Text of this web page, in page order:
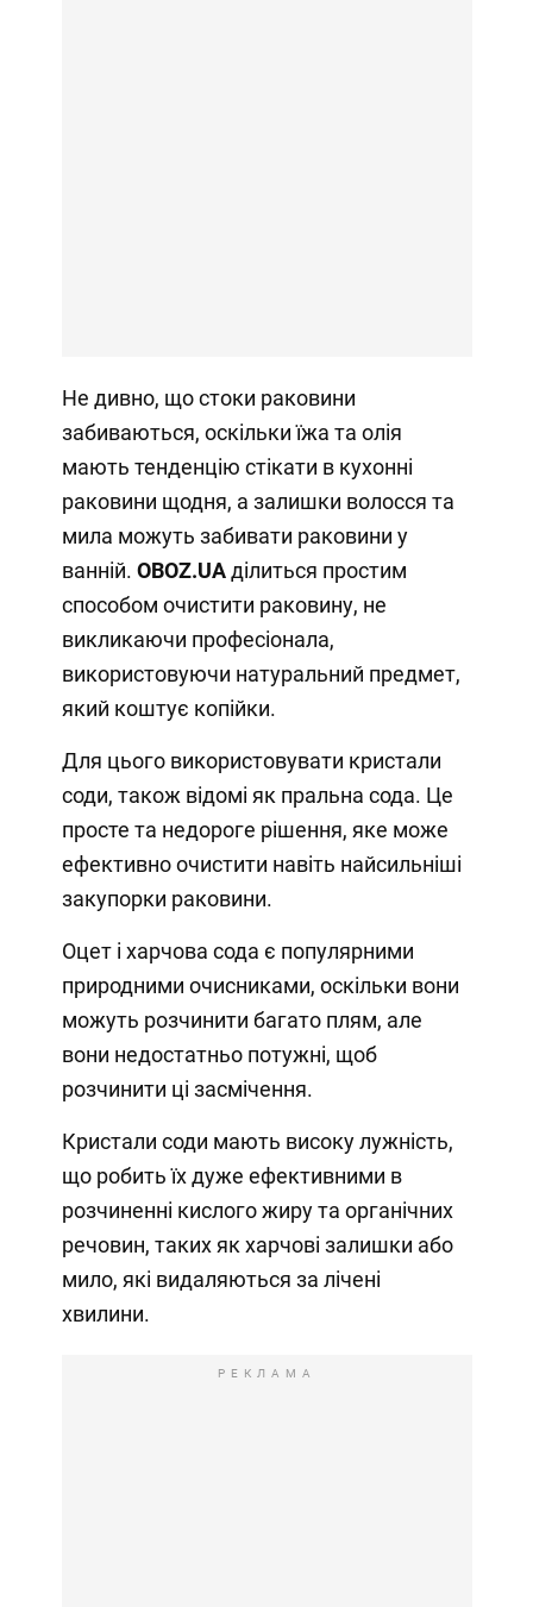
Не дивно, що стоки раковини
забиваються, оскільки їжа та олія
мають тенденцію стікати в кухонні
раковини щодня, а залишки волосся та
мила можуть забивати раковини у
ванній. OBOZ.UAділиться простим
способом очистити раковину, не
викликаючи професіонала,
використовуючи натуральний предмет,
який коштує копійки.
Для цього використовувати кристали
соди, також відомі як пральна сода. Це
просте та недороге рішення, яке може
ефективно очистити навіть найсильніші
закупорки раковини.
Оцет і харчова сода є популярними
природними очисниками, оскільки вони
можуть розчинити багато плям, але
вони недостатньо потужні, щоб
розчинити ці засмічення.
Кристали соди мають високу лужність,
що робить їх дуже ефективними в
розчиненні кислого жиру та органічних
речовин, таких як харчові залишки або
мило, які видаляються за лічені
хвилини.
РЕКЛАМА